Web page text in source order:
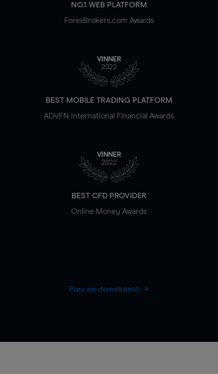
NO.1 WEB PLATFORM
ForexBrokers.com Awards
VINNER
2022
BEST MOBILE TRADING PLATFORM
ADVFN International Financial Awards
VINNER
2022
BEST CFD PROVIDER
Online Money Awards
Prøv en demokonto